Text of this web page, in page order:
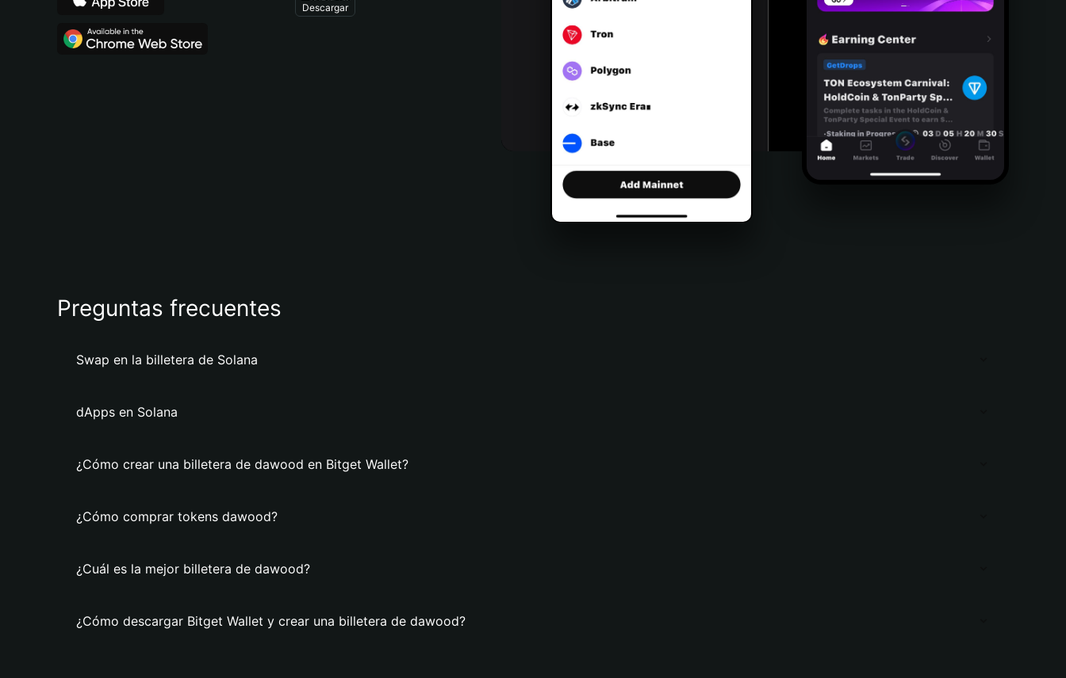
Descargar
Preguntas frecuentes
Swap en la billetera de Solana
dApps en Solana
¿Cómo crear una billetera de dawood en Bitget Wallet?
¿Cómo comprar tokens dawood?
¿Cuál es la mejor billetera de dawood?
¿Cómo descargar Bitget Wallet y crear una billetera de dawood?